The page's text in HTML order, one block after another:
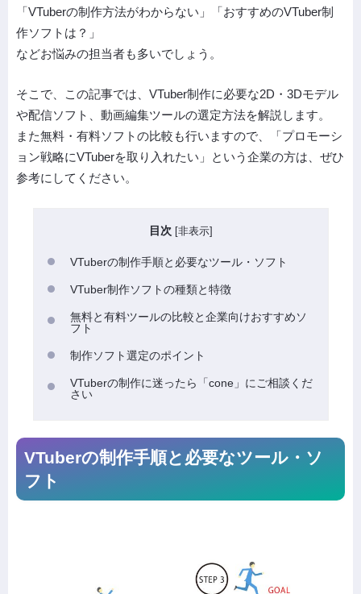
「VTuberの制作方法がわからない」「おすすめのVTuber制
作ソフトは？」
などお悩みの担当者も多いでしょう。
そこで、この記事では、VTuber制作に必要な2D・3Dモデル
や配信ソフト、動画編集ツールの選定方法を解説します。
また無料・有料ソフトの比較も行いますので、「プロモーシ
ョン戦略にVTuberを取り入れたい」という企業の方は、ぜひ
参考にしてください。
目次 [非表示]
VTuberの制作手順と必要なツール・ソフト
VTuber制作ソフトの種類と特徴
無料と有料ツールの比較と企業向けおすすめソ
フト
制作ソフト選定のポイント
VTuberの制作に迷ったら「cone」にご相談くだ
さい
VTuberの制作手順と必要なツール・ソ
フト